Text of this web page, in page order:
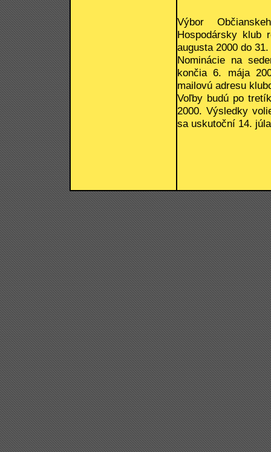
Výbor
Hospodársky klub
augusta 2000 do
Nominácie na
končia 6. mája
mailovú adresu
Voľby budú po
2000. Výsledky
sa uskutoční 14.